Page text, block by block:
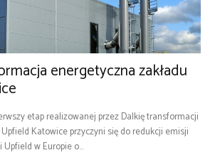
energetyczna zakładu
etap realizowanej przez Dalkię transformacji
Katowice przyczyni się do redukcji emisji
w Europie o...